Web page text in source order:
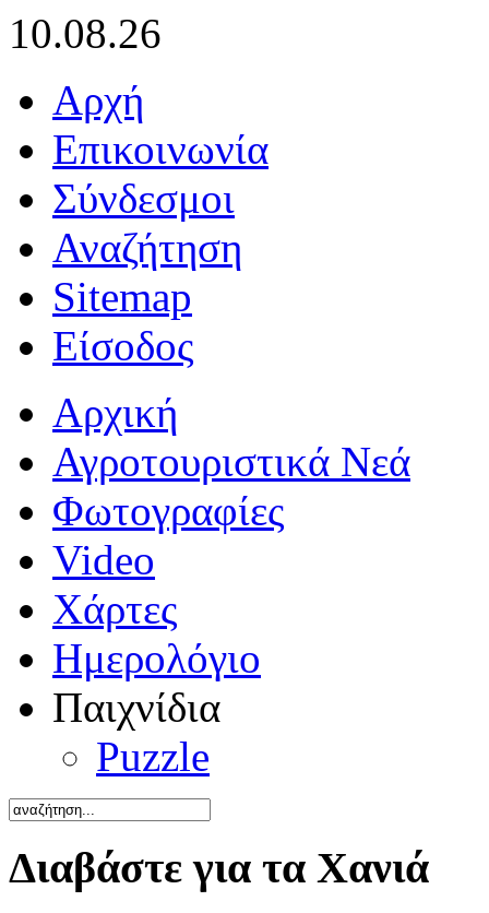
10.08.26
Αρχή
Επικοινωνία
Σύνδεσμοι
Αναζήτηση
Sitemap
Είσοδος
Αρχική
Αγροτουριστικά Νεά
Φωτογραφίες
Video
Χάρτες
Ημερολόγιο
Παιχνίδια
Puzzle
Διαβάστε για τα Χανιά